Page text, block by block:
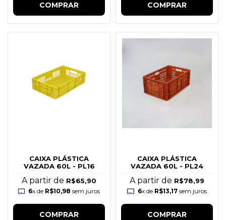
COMPRAR COMPRAR
CAIXA PLÁSTICA
VAZADA 60L - PL16
A partir de R$65,90
6x de R$10,98 sem juros
COMPRAR
CAIXA PLÁSTICA
VAZADA 60L - PL24
A partir de R$78,99
6x de R$13,17sem juros
COMPRAR